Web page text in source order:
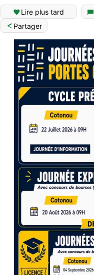
Lire plus tard
Partager